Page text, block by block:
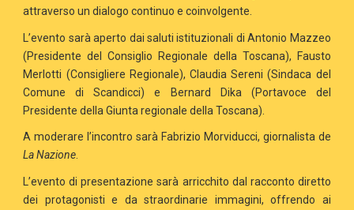
attraverso un dialogo continuo e coinvolgente.
L’evento sarà aperto dai saluti istituzionali di Antonio Mazzeo
(Presidente del Consiglio Regionale della Toscana), Fausto
Merlotti (Consigliere Regionale), Claudia Sereni (Sindaca del
Comune di Scandicci) e Bernard Dika (Portavoce del
Presidente della Giunta regionale della Toscana).
A moderare l’incontro sarà Fabrizio Morviducci, giornalista de
La Nazione.
L’evento di presentazione sarà arricchito dal racconto diretto
dei protagonisti e da straordinarie immagini, offrendo ai